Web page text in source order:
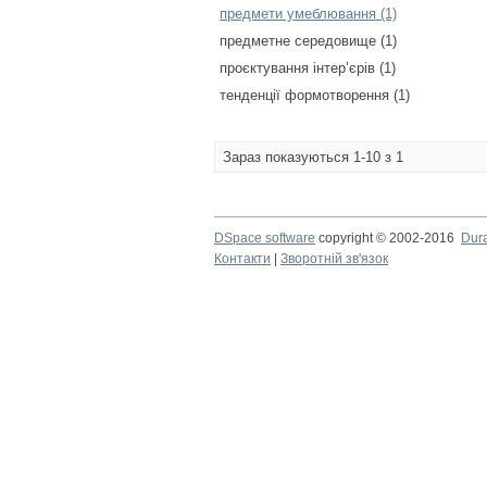
предмети умеблювання (1)
предметне середовище (1)
проєктування інтер’єрів (1)
тенденції формотворення (1)
Зараз показуються 1-10 з 1
DSpace software copyright © 2002-2016
Контакти
Зворотній зв'язок